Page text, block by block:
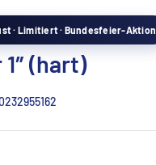
· Limitiert · Bundesfeier-Aktion
1″ (hart)